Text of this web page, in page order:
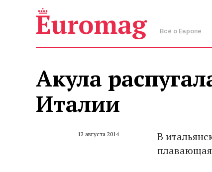
Всё о Европе
Акула
Италии
12 августа 2014
В
плавающая